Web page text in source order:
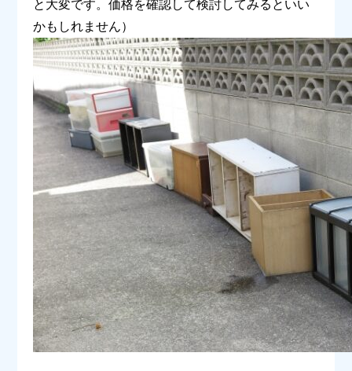
と大変です。価格を確認して検討してみるといい
かもしれません）